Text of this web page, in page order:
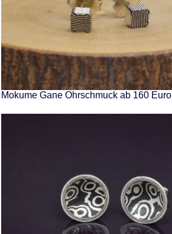
Mokume Gane Ohrschmuck ab 160 Euro